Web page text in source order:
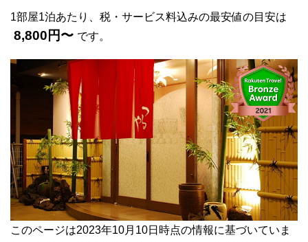
1部屋1泊あたり、税・サービス料込みの最安値の目安は
8,800円〜 です。
このページは2023年10月10日時点の情報に基づいていま